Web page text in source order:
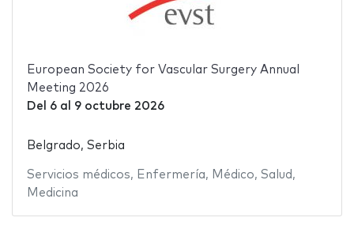
European Society for Vascular Surgery Annual
Meeting 2026
Del 6al 9 octubre 2026
Belgrado, Serbia
Servicios médicos, Enfermería, Médico, Salud ,
Medicina